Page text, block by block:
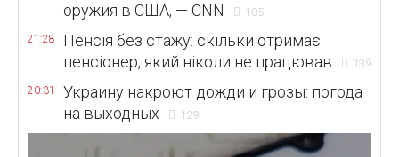
оружия в США, — CNN
105
21:28
Пенсія без стажу: скільки отримає
пенсіонер, який ніколи не працював
139
20:31
Украину накроют дожди и грозы: погода
на выходных
129